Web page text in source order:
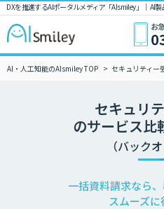
DXを推進するAIポータルメディア「AIsmiley」｜ AI
AI・人工知能のAIsmiley TOP セキュリティー
セキュリ
のサービス比
（バック
一括資料請求なら
スムーズ